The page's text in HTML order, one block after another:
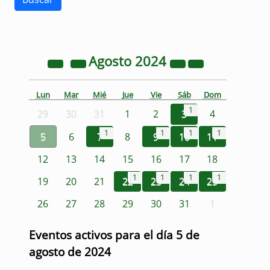
Agosto 2024
Lun Mar Mié Jue Vie Sáb Dom
29 30 31 1 2 3 1
4
5
6 7 1 8 9 1 101 111
12 13 14 15 16 17
18
19
20 21 221 231 241 251
26 27 28 29 30 31 1
Eventos activos para el día 5 de
agosto de 2024